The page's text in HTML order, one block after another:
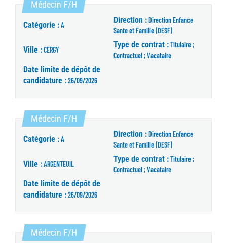
Médecin F/H (Nouvelle fenêtre)
Catégorie :A
Direction :Direction Enfance
Sante et Famille (DESF)
Ville :CERGY
Type de contrat :Titulaire ;
Contractuel ; Vacataire
Date limite de dépôt de
candidature :26/09/2026
Médecin F/H (Nouvelle fenêtre)
Catégorie :A
Direction :Direction Enfance
Sante et Famille (DESF)
Ville :ARGENTEUIL
Type de contrat :Titulaire ;
Contractuel ; Vacataire
Date limite de dépôt de
candidature :26/09/2026
Médecin F/H (Nouvelle fenêtre)